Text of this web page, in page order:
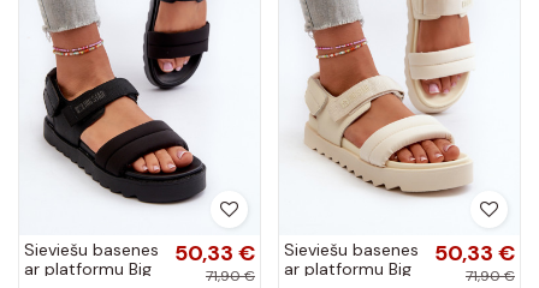
Sieviešu basenes
ar platformu Big
50,33 €
71,90 €
Sieviešu basenes
ar platformu Big
50,33 €
71,90 €